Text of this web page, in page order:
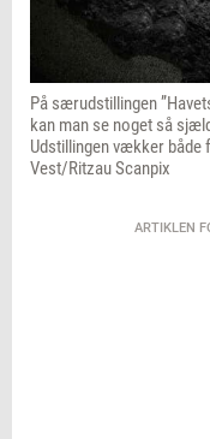
På særudstillingen
kan man se noget så
Udstillingen vækker
Vest/Ritzau Scanpix
ARTIKLEN